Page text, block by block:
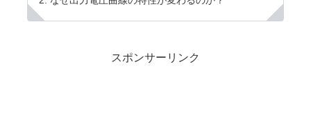
スポンサーリンク